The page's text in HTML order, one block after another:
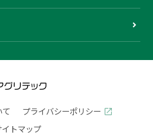
プライバシーポリシー
イトマップ